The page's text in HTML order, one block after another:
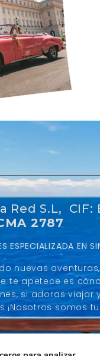
Red S.L, CIF:
2787
ESPECIALIZADA EN
nuevas
te apetece es
si adoras viajar
¡Nosotros somos